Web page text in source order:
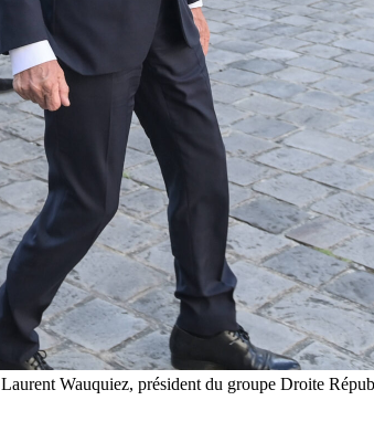
Wauquiez, président du groupe Droite